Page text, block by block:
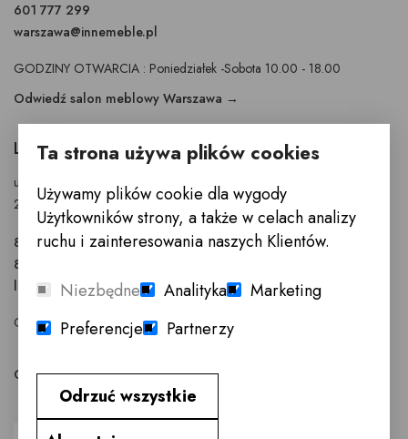
601 777 299
warszawa@innemeble.pl
GODZINY OTWARCIA : Poniedziałek -Sobota 10.00 - 18.00
Odwiedź salon meblowy Warszawa →
LUBLIN
ul. Anny Walentynowicz 26
20-328 Lublin
81 745 9630
81 745 9631
lublin@innemeble.pl
GODZINY OTWARCIA : Poniedziałek - Sobota 10.00 - 18.00
Odwiedź salon meblowy Lublin →
Ta strona używa plików cookies
Używamy plików cookie dla wygody
Użytkowników strony, a także w celach analizy
ruchu i zainteresowania naszych Klientów.
Niezbędne Analityka
Marketing
Preferencje
Partnerzy
Odrzuć wszystkie